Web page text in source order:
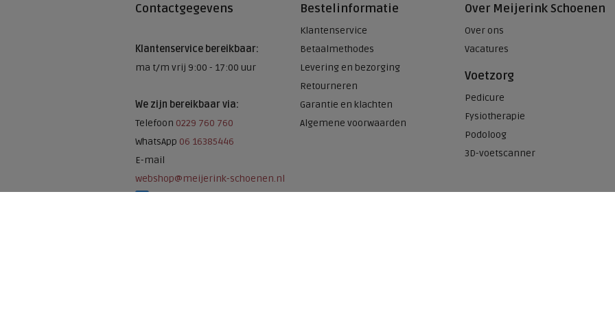
Contactgegevens
Klantenservice bereikbaar:
ma t/m vrij 9:00 - 17:00 uur
We zijn bereikbaar via:
Telefoon 0229 760 760
WhatsApp 06 16385446
E-mail
webshop@meijerink-schoenen.nl
Bestelinformatie
Klantenservice
Betaalmethodes
Levering en bezorging
Retourneren
Garantie en klachten
Algemene voorwaarden
Over Meijerink Schoenen
Over ons
Vacatures
Voetzorg
Pedicure
Fysiotherapie
Podoloog
3D-voetscanner